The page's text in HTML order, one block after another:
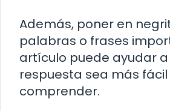
Además, poner en
palabras o frases
artículo puede ayudar
respuesta sea más
comprender.